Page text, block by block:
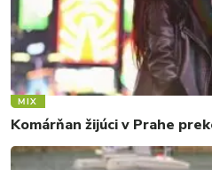
MIX
Komárňan žijúci v Prahe